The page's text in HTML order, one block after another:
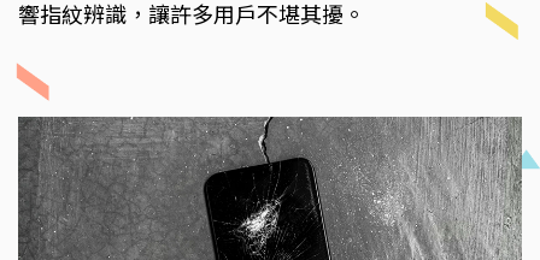
響指紋辨識，讓許多用戶不堪其擾。